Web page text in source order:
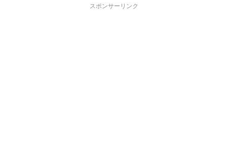
スポンサーリンク